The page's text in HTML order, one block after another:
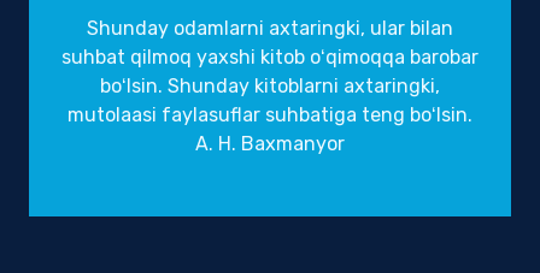
Shunday odamlarni axtaringki, ular bilan
suhbat qilmoq yaxshi kitob oʻqimoqqa barobar
boʻlsin. Shunday kitoblarni axtaringki,
mutolaasi faylasuflar suhbatiga teng boʻlsin.
A. H. Baxmanyor